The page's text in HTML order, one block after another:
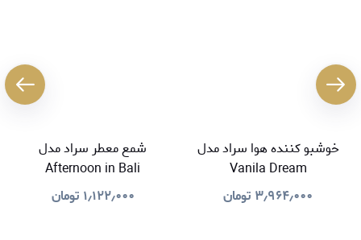
خوشبو کننده هوا سراد مدل
Vanila Dream
۳٫۹۶۴٫۰۰۰ تومان
شمع معطر سراد مدل
Afternoon in Bali
۱٫۱۲۲٫۰۰۰ تومان